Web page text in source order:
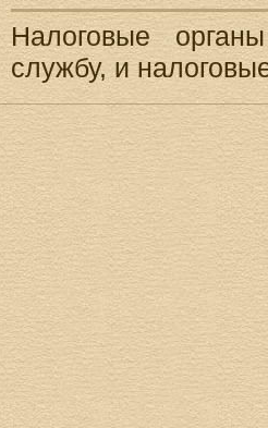
Налоговые
службу, и